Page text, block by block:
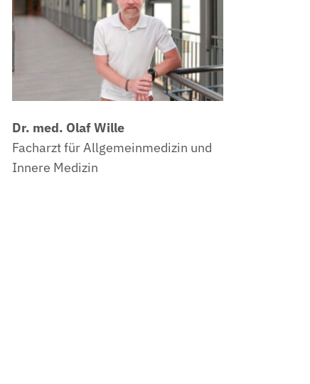
Dr. med. Olaf Wille
Facharzt für Allgemeinmedizin und
Innere Medizin